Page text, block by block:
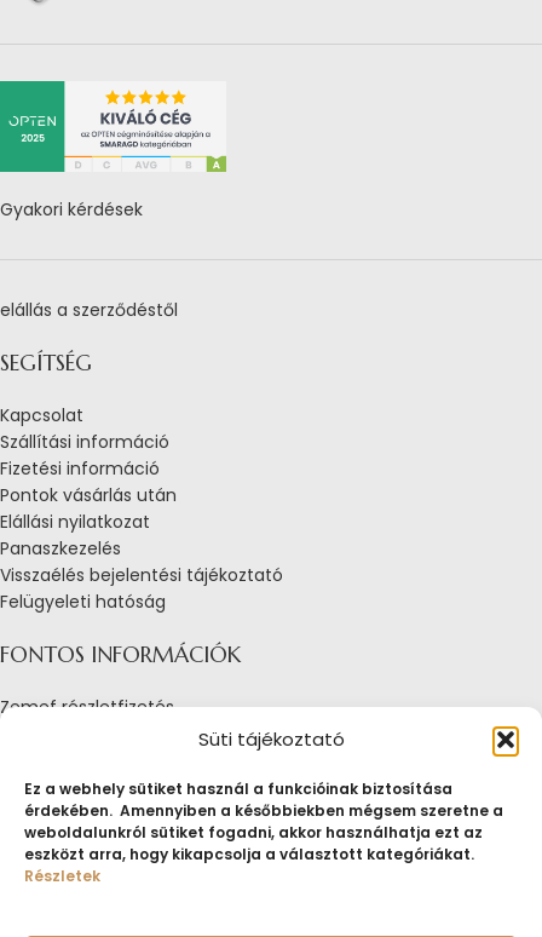
Süti tájékoztató
Ez a webhely sütiket használ a funkcióinak biztosítása
érdekében. Amennyiben a későbbiekben mégsem szeretne a
weboldalunkról sütiket fogadni, akkor használhatja ezt az
eszközt arra, hogy kikapcsolja a választott kategóriákat.
Részletek
Gyakori kérdések
elállás a szerződéstől
SEGÍTSÉG
Kapcsolat
Szállítási információ
Fizetési információ
Pontok vásárlás után
Elállási nyilatkozat
Panaszkezelés
Visszaélés bejelentési tájékoztató
Felügyeleti hatóság
FONTOS INFORMÁCIÓK
Zemef részletfizetés
Adatkezelési tájékoztató
Tájékoztató sütik alkalmazásáról
Fogyasztóvédelmi tájékoztató
Jogi nyilatkozat
Impresszum